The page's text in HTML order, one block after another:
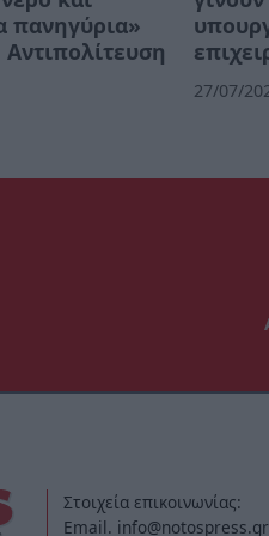
πανηγύρια»
27/07/
Στοιχεία επικοινωνίας:
Email. info@notospress.gr